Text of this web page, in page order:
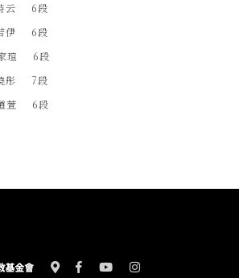
云 6段
伊 6段
瑄 6段
彤 7段
萱 6段